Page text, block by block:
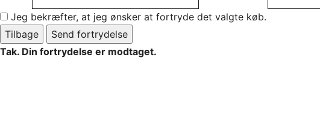
Jeg bekræfter, at jeg ønsker at fortryde det valgte køb.
Tilbage
Send fortrydelse
Tak. Din fortrydelse er modtaget.